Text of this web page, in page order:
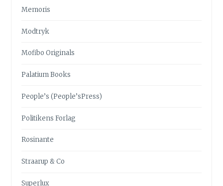
Memoris
Modtryk
Mofibo Originals
Palatium Books
People’s (People’sPress)
Politikens Forlag
Rosinante
Straarup & Co
Superlux